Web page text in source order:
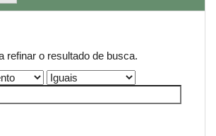
refinar o resultado de busca.